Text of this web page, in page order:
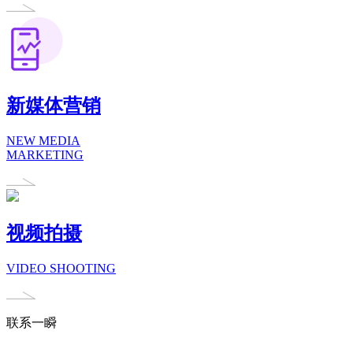
新媒体营销
NEW MEDIA
MARKETING
视频拍摄
VIDEO SHOOTING
联系一瞬